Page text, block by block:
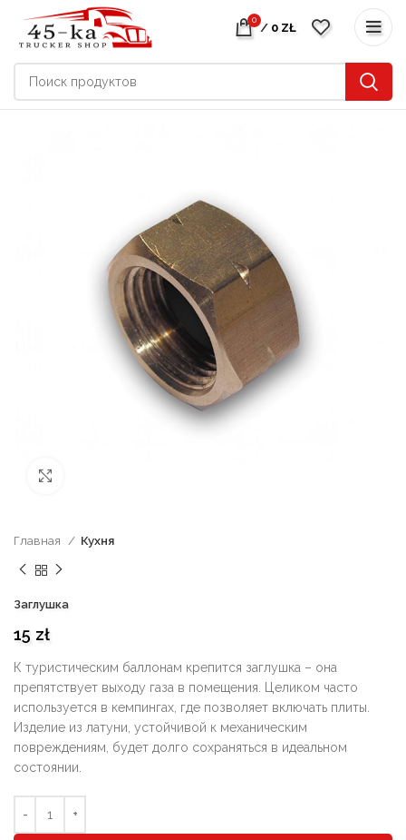
0
/ 0 ZŁ
Главная Кухня
Заглушка
15 zł
К туристическим баллонам крепится заглушка – она
препятствует выходу газа в помещения. Целиком часто
используется в кемпингах, где позволяет включать плиты.
Изделие из латуни, устойчивой к механическим
повреждениям, будет долго сохраняться в идеальном
состоянии.